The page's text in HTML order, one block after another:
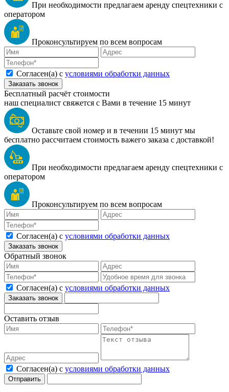
При необходимости предлагаем аренду спецтехники с
оператором
Проконсультируем по всем вопросам
Согласен(а) с условиями обработки данных
Заказать звонок
Бесплатный расчёт стоимости
наш специалист свяжется с Вами в течение 15 минут
Оставьте свой номер и в течении 15 минут мы
бесплатно рассчитаем стоимость важего заказа с доставкой!
При необходимости предлагаем аренду спецтехники с
оператором
Проконсультируем по всем вопросам
Согласен(а) с условиями обработки данных
Заказать звонок
Обратный звонок
Согласен(а) с условиями обработки данных
Оставить отзыв
Согласен(а) с условиями обработки данных